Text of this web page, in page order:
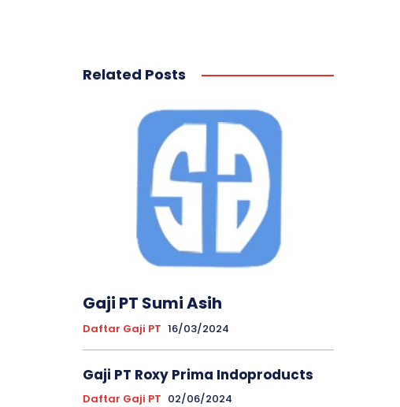
Related Posts
Gaji PT Sumi Asih
Daftar Gaji PT 16/03/2024
Gaji PT Roxy Prima Indoproducts
Daftar Gaji PT 02/06/2024